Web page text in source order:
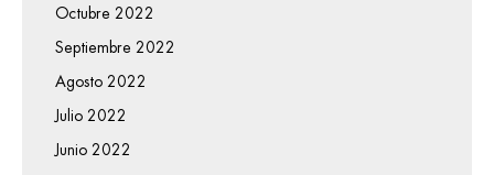
Octubre 2022
Septiembre 2022
Agosto 2022
Julio 2022
Junio 2022